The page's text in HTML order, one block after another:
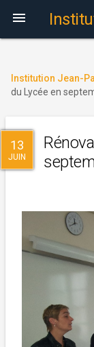

Institution Jean-
du Lycée en
13
JUIN